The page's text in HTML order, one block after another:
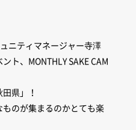
ニティマネージャー寺澤
ト、MONTHLY SAKE CAM
県」！
のが集まるのかとても楽